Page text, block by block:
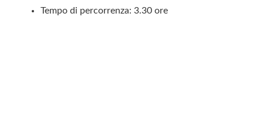
Tempo di percorrenza: 3.30 ore